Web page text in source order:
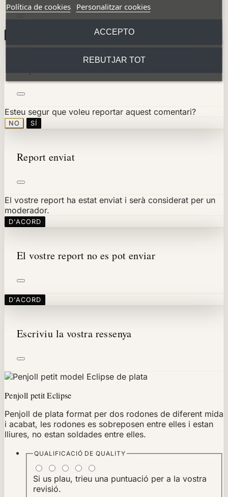
Esteu segur que voleu reportar aquest comentari?
NO SÍ
Report enviat
El vostre report ha estat enviat i serà considerat per un
moderador.
D'ACORD
El vostre report no es pot enviar
D'ACORD
Escriviu la vostra ressenya
Penjoll petit Eclipse
Penjoll de plata format per dos rodones de diferent mida
i acabat, les rodones es sobreposen entre elles i estan
lliures, no estan soldades entre elles.
QUALIFICACIÓ DEQUALITY
Si us plau, trieu una puntuació per a la vostra
revisió.
Política de cookies Personalitzar cookies
REBUTJAR TOT
ACCEPTO